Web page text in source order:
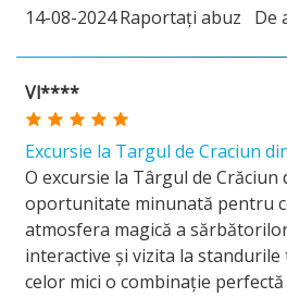
14-08-2024Raportați abuz De
Vl****
Excursie la Targul de Craciun
O excursie la Târgul de Crăciun
oportunitate minunată pentru
atmosfera magică a
interactive și vizita la
celor mici o combinație